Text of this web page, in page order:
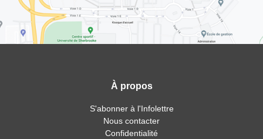
À propos
S'abonner à l'Infolettre
Nous contacter
Confidentialité